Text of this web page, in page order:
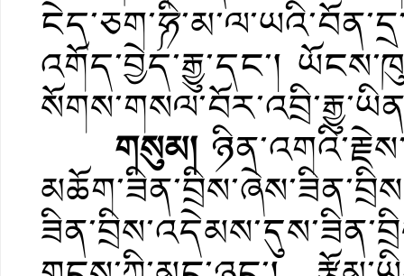
འགོད་བྱེད་རྒྱུ་དང་།
གསུམ།